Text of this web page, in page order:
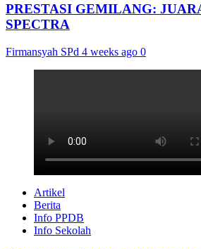
PRESTASI GEMILANG:
SPECTRA
Firmansyah SPd 4 weeks ago 0
Artikel
Berita
Info PPDB
Info Sekolah